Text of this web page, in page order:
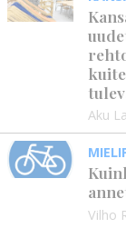
Aku
Vilho